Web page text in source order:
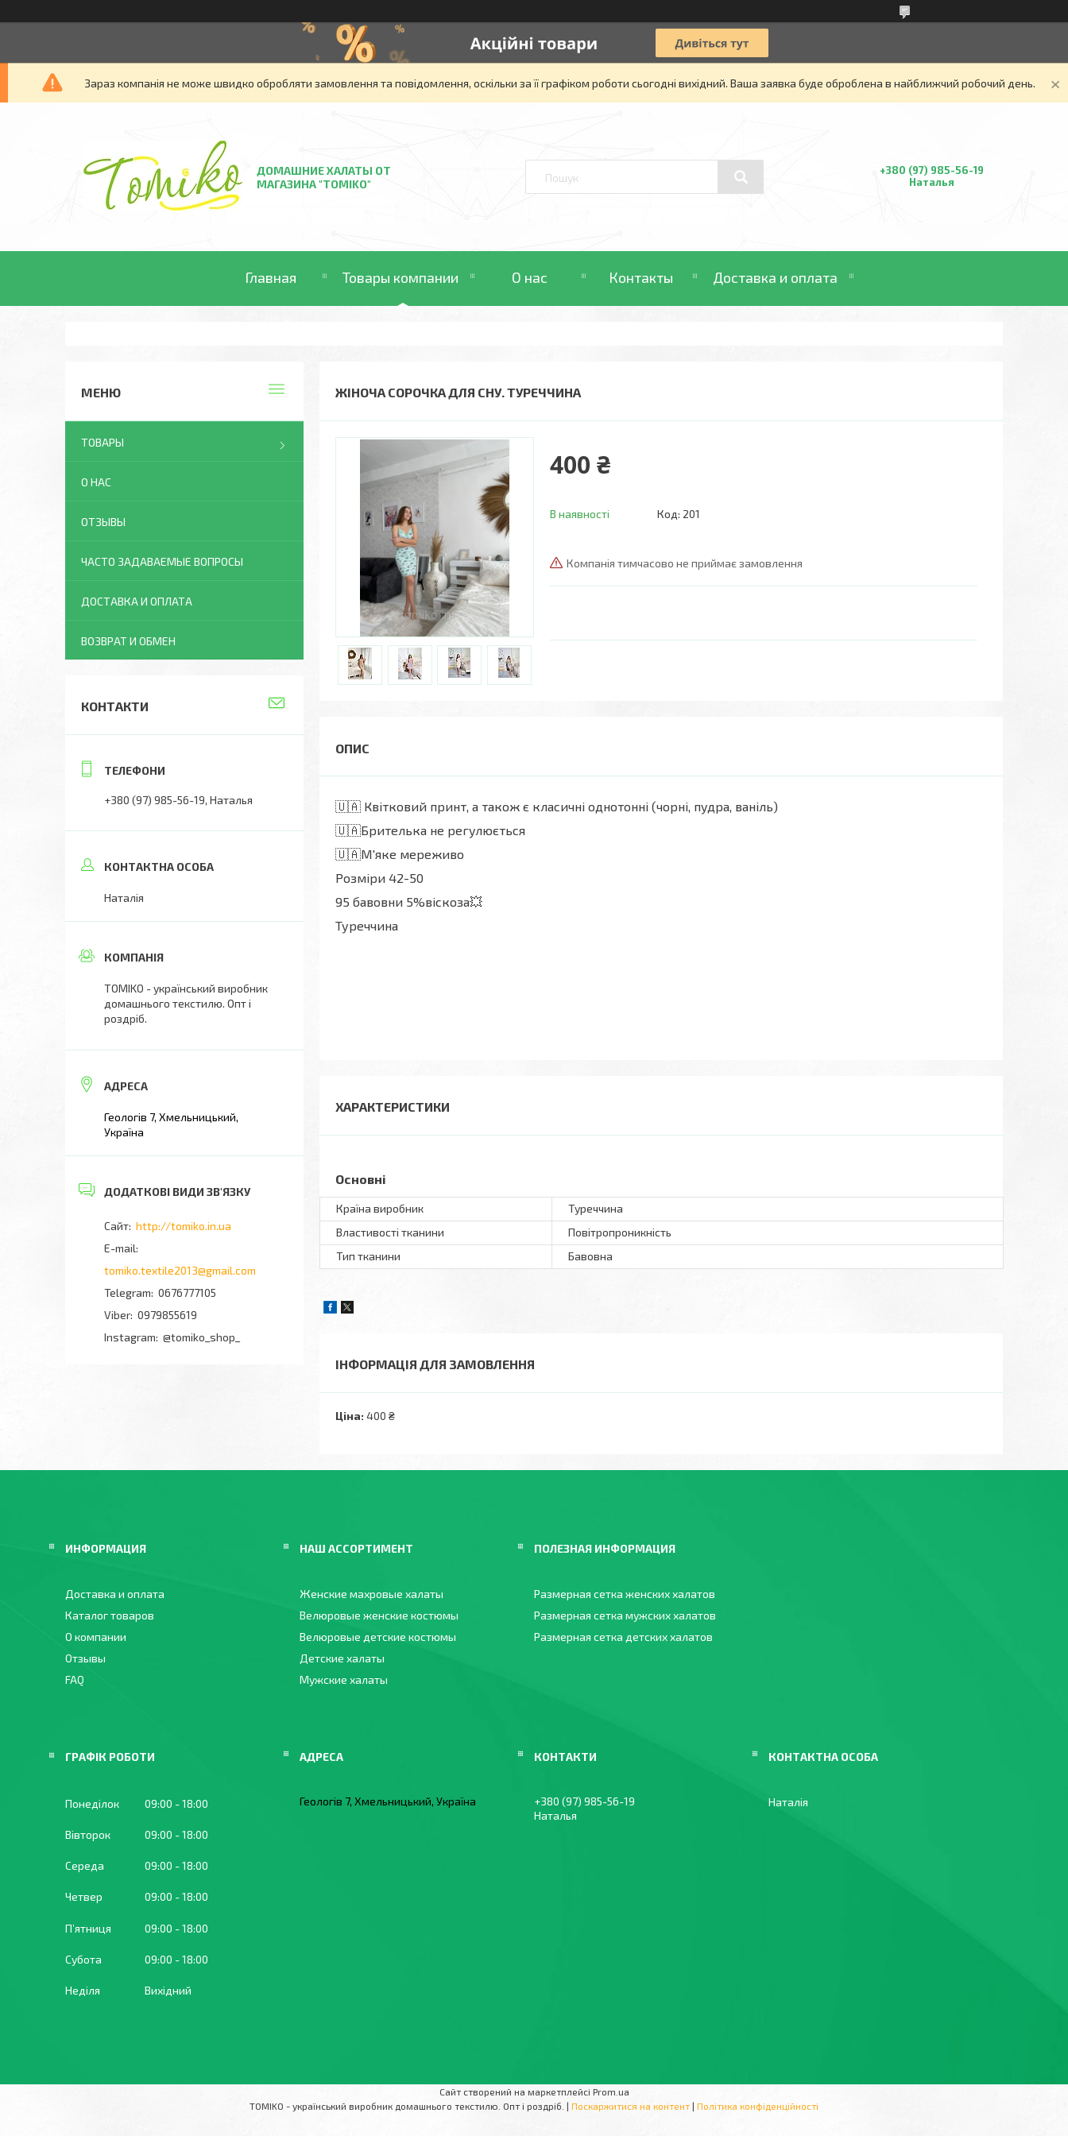
Зараз компанія не може швидко обробляти замовлення та повідомлення, оскільки за її графіком роботи сьогодні вихідний. Ваша заявка буде оброблена в найближчий робочий день.
ДОМАШНИЕ ХАЛАТЫ ОТ
МАГАЗИНА "TOMIKO"
+380 (97) 985-56-19
Наталья
Главная Товары компании О нас Контакты Доставка и оплата
ЖІНОЧА СОРОЧКА ДЛЯ СНУ. ТУРЕЧЧИНА
400 ₴
В наявності Код: 201
Компанія тимчасово не приймає замовлення
🇺🇦 Квітковий принт, а також є класичні однотонні (чорні, пудра, ваніль)
🇺🇦Брителька не регулюється
🇺🇦М'яке мереживо
Розміри 42-50
95 бавовни 5%віскоза💥
Туреччина
ХАРАКТЕРИСТИКИ
Основні
Країна виробник
Туреччина
Властивості тканини
Повітропроникність
Тип тканини
Бавовна
ІНФОРМАЦІЯ ДЛЯ ЗАМОВЛЕННЯ
Ціна: 400 ₴
ТОВАРЫ
О НАС
ОТЗЫВЫ
ЧАСТО ЗАДАВАЕМЫЕ ВОПРОСЫ
ДОСТАВКА И ОПЛАТА
ВОЗВРАТ И ОБМЕН
КОНТАКТИ
+380 (97) 985-56-19 Наталья
Наталія
ТОМIKO - український виробник
домашнього текстилю. Опт і
роздріб.
Геологів 7, Хмельницький,
Україна
http://tomiko.in.ua
tomiko.textile2013@gmail.com
0676777105
0979855619
Instagram @tomiko_shop_
ИНФОРМАЦИЯ
Доставка и оплата
Каталог товаров
О компании
Отзывы
FAQ
НАШ АССОРТИМЕНТ
Женские махровые халаты
Велюровые женские костюмы
Велюровые детские костюмы
Детские халаты
Мужские халаты
ПОЛЕЗНАЯ ИНФОРМАЦИЯ
Размерная сетка женских халатов
Размерная сетка мужских халатов
Размерная сетка детских халатов
ГРАФІК РОБОТИ
Понеділок 09:00 18:00
Вівторок 09:00 18:00
Середа 09:00 18:00
Четвер 09:00 18:00
Пʼятниця 09:00 18:00
Субота 09:00 18:00
Неділя Вихідний
Геологів 7, Хмельницький, Україна
+380 (97) 985-56-19
Наталья
Наталія
Сайт створений на маркетплейсі Prom.ua
ТОМIKO - український виробник домашнього текстилю. Опт і роздріб. | Поскаржитися на контент | Політика конфіденційності